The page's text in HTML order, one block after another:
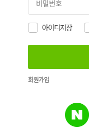
아이디저장
회원가입